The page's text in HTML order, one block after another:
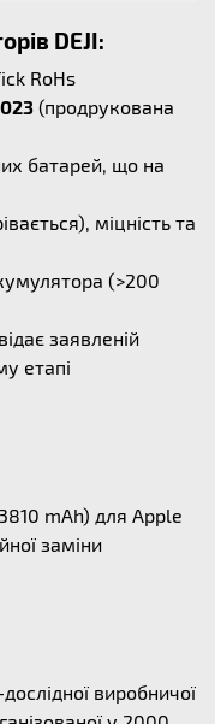
DEJI:
RoHs
(продрукована
батарей, що на
міцність та
(>200
заявленій
етапі
mAh) для Apple
заміни
виробничої